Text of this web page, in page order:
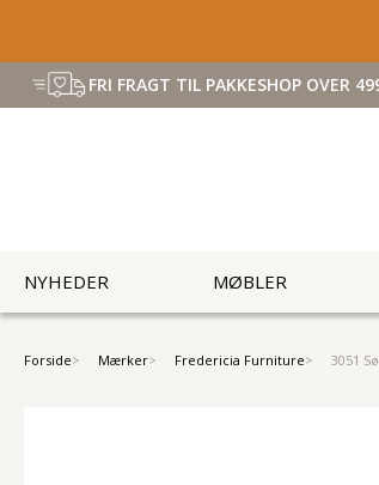
FRI FRAGT TIL PAKKESHOP OVER
NYHEDER MØBLER
Forside Mærker Fredericia Furniture 3051